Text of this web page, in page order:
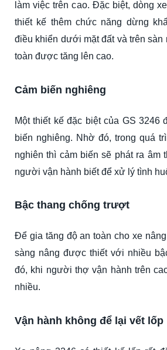
làm việc trên cao. Đặc biệt, dòng
thiết kế thêm chức năng dừng
điều khiển dưới mặt đất và trên sàn
toàn được tăng lên cao.
Cảm biến nghiêng
Một thiết kế đặc biệt của GS 3246
biến nghiêng. Nhờ đó, trong quá
nghiên thì cảm biến sẽ phát ra âm
người vận hành biết để xử lý tình
Bậc thang chống trượt
Để gia tăng độ an toàn cho xe
sàng nâng được thiết với nhiều
đó, khi người thợ vận hành trên
nhiều.
Vận hành không để lại vết lốp